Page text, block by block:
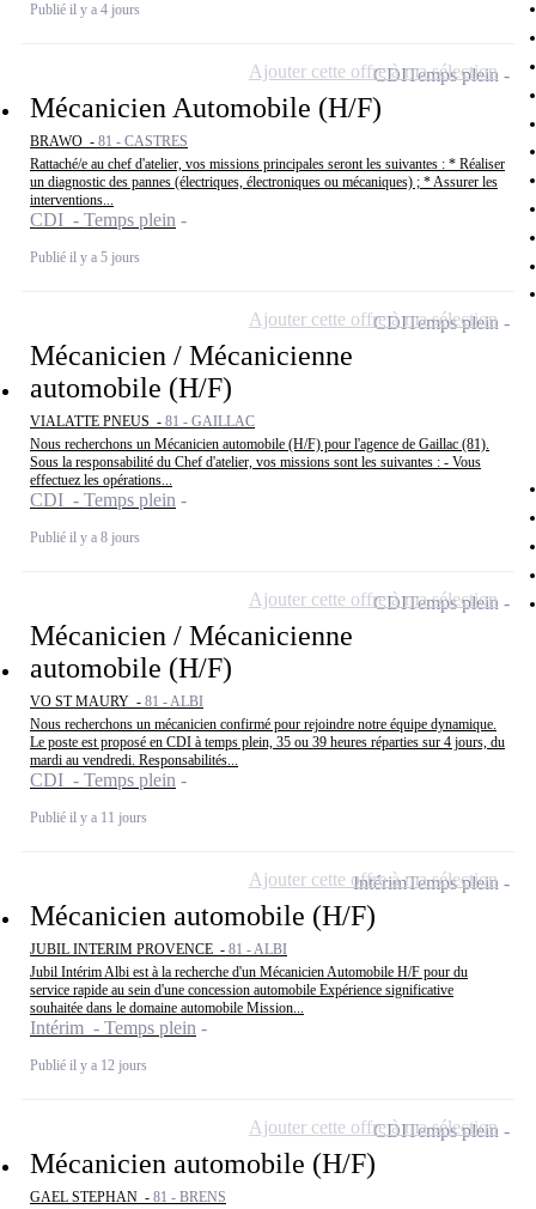
Publié il y a 4 jours
Mécanicien Automobile (H/F)
BRAWO - 81 - CASTRES
Rattaché/e au chef d'atelier, vos missions principales seront les suivantes : * Réaliser
un diagnostic des pannes (électriques, électroniques ou mécaniques) ; * Assurer les
interventions...
CDI - Temps plein
Publié il y a 5 jours
CDITemps plein
Ajouter cette offre à ma sélection
Mécanicien / Mécanicienne
automobile (H/F)
VIALATTE PNEUS - 81 - GAILLAC
Nous recherchons un Mécanicien automobile (H/F) pour l'agence de Gaillac (81).
Sous la responsabilité du Chef d'atelier, vos missions sont les suivantes : - Vous
effectuez les opérations...
CDI - Temps plein
Publié il y a 8 jours
CDITemps plein
Ajouter cette offre à ma sélection
Mécanicien / Mécanicienne
automobile (H/F)
VO ST MAURY - 81 - ALBI
Nous recherchons un mécanicien confirmé pour rejoindre notre équipe dynamique.
Le poste est proposé en CDI à temps plein, 35 ou 39 heures réparties sur 4 jours, du
mardi au vendredi. Responsabilités...
CDI - Temps plein
Publié il y a 11 jours
CDITemps plein
Ajouter cette offre à ma sélection
Mécanicien automobile (H/F)
JUBIL INTERIM PROVENCE - 81 - ALBI
Jubil Intérim Albi est à la recherche d'un Mécanicien Automobile H/F pour du
service rapide au sein d'une concession automobile Expérience significative
souhaitée dans le domaine automobile Mission...
Intérim - Temps plein
Publié il y a 12 jours
IntérimTemps plein
Ajouter cette offre à ma sélection
Mécanicien automobile (H/F)
GAEL STEPHAN - 81 - BRENS
CDITemps plein
Ajouter cette offre à ma sélection